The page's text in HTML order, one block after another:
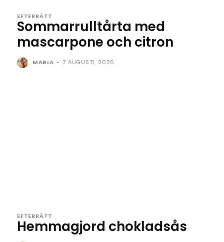
EFTERRÄTT
Sommarrulltårta med
mascarpone och citron
MARIA - 7 AUGUSTI, 2026
EFTERRÄTT
Hemmagjord chokladsås